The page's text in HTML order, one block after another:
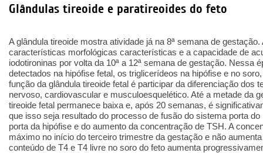
Glândulas tireoide e paratireoides do feto
A glândula tireoide mostra atividade já na 8ª semana de gestação.
características morfológicas características e a capacidade de
iodotironinas por volta da 10ª a 12ª semana de gestação. Nessa
detectados na hipófise fetal, os triglicerídeos na hipófise e no
função da glândula tireoide fetal é participar da diferenciação dos
nervoso, cardiovascular e musculoesquelético. Até a metade da
tireoide fetal permanece baixa e, após 20 semanas, é
que isso seja resultado do processo de fusão do sistema porta
porta da hipófise e do aumento da concentração de TSH. A
máximo no início do terceiro trimestre da gestação e não
conteúdo de T4 e T4 livre no soro do feto aumenta